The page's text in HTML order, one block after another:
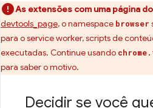
As extensões com uma página
devtools_page, o namespace browser
para o service worker, scripts de
executadas. Continue usando
para saber o motivo.
Decidir se você